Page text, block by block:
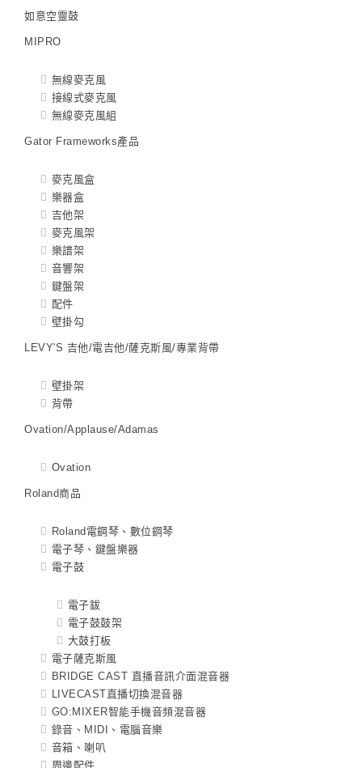
如意空靈鼓
MIPRO
無線麥克風
接線式麥克風
無線麥克風組
Gator Frameworks產品
麥克風盒
樂器盒
吉他架
麥克風架
樂譜架
音響架
鍵盤架
配件
壁掛勾
LEVY'S 吉他/電吉他/薩克斯風/專業背帶
壁掛架
背帶
Ovation/Applause/Adamas
Ovation
Roland商品
Roland電鋼琴、數位鋼琴
電子琴、鍵盤樂器
電子鼓
電子鈸
電子鼓鼓架
大鼓打板
電子薩克斯風
BRIDGE CAST 直播音訊介面混音器
LIVECAST直播切換混音器
GO:MIXER智能手機音頻混音器
錄音、MIDI、電腦音樂
音箱、喇叭
周邊配件